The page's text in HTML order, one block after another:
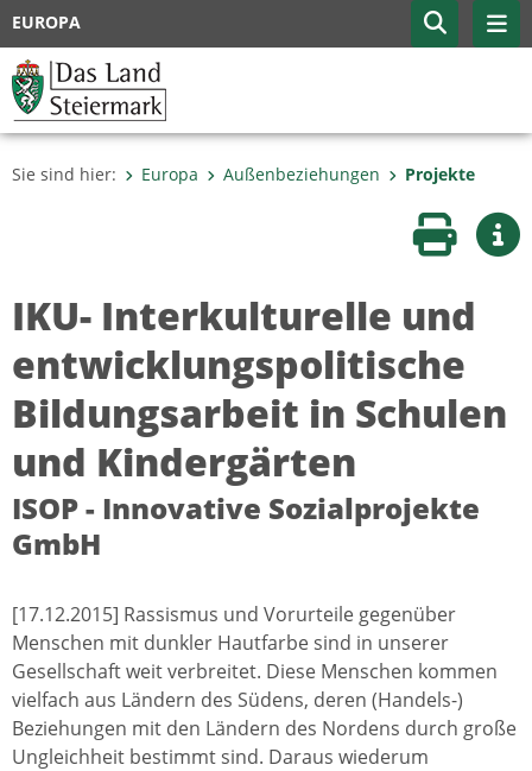
EUROPA
Sie sind hier: Europa Außenbeziehungen Projekte
Seite
IKU- Interkulturelle und
entwicklungspolitische
Bildungsarbeit in Schulen
und Kindergärten
ISOP - Innovative Sozialprojekte
GmbH
[17.12.2015] Rassismus und Vorurteile gegenüber
Menschen mit dunkler Hautfarbe sind in unserer
Gesellschaft weit verbreitet. Diese Menschen kommen
vielfach aus Ländern des Südens, deren (Handels-)
Beziehungen mit den Ländern des Nordens durch große
Ungleichheit bestimmt sind. Daraus wiederum